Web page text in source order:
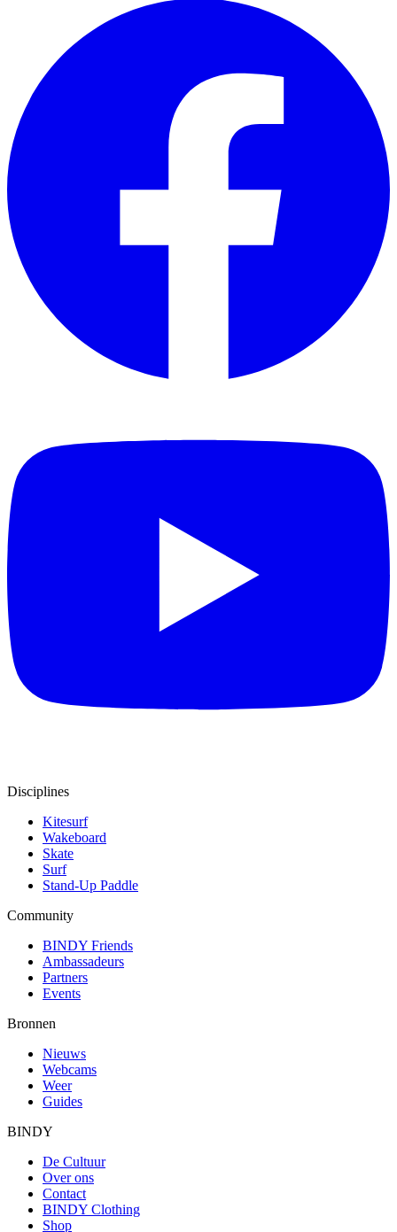
Disciplines
Kitesurf
Wakeboard
Skate
Surf
Stand-Up Paddle
Community
BINDY Friends
Ambassadeurs
Partners
Events
Bronnen
Nieuws
Webcams
Weer
Guides
BINDY
De Cultuur
Over ons
Contact
BINDY Clothing
Shop